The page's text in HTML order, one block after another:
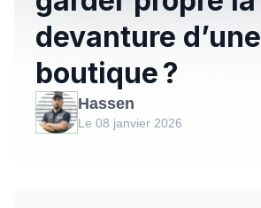
devanture d’une
boutique ?
Hassen
Le 08 janvier 2026